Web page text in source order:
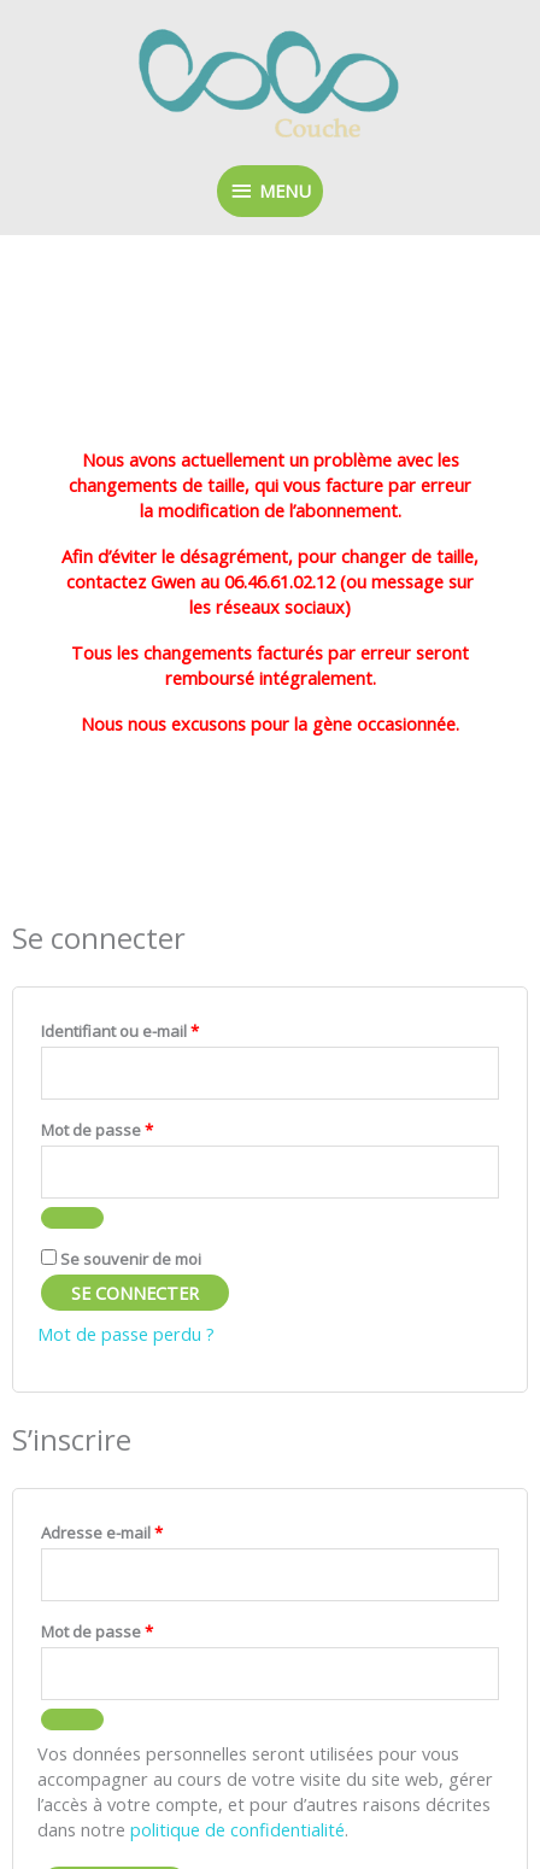
MENU
MENU
Nous avons actuellement un problème avec les
changements de taille, qui vous facture par erreur
la modification de l’abonnement.
Afin d’éviter le désagrément, pour changer de taille,
contactez Gwen au 06.46.61.02.12 (ou message sur
les réseaux sociaux)
Tous les changements facturés par erreur seront
remboursé intégralement.
Nous nous excusons pour la gène occasionnée.
Se connecter
Identifiant ou e-mail*
Mot de passe*
Obligatoire
Se souvenir de moi
SE CONNECTER
Mot de passe perdu ?
S’inscrire
Adresse e-mail*
Obligatoire
Mot de passe*
Obligatoire
Vos données personnelles seront utilisées pour vous
accompagner au cours de votre visite du site web, gérer
l’accès à votre compte, et pour d’autres raisons décrites
dans notre politique de confidentialité.